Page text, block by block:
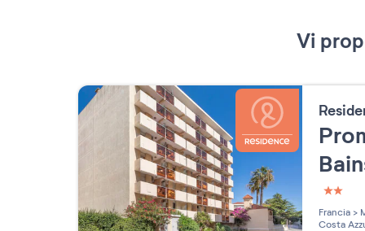
Vi
2
Francia >
Costa